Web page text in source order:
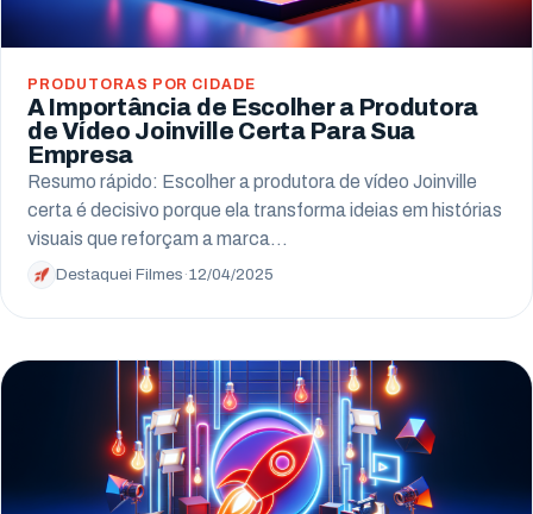
PRODUTORAS POR CIDADE
A Importância de Escolher a Produtora
de Vídeo Joinville Certa Para Sua
Empresa
Resumo rápido: Escolher a produtora de vídeo Joinville
certa é decisivo porque ela transforma ideias em histórias
visuais que reforçam a marca…
Destaquei Filmes ·12/04/2025